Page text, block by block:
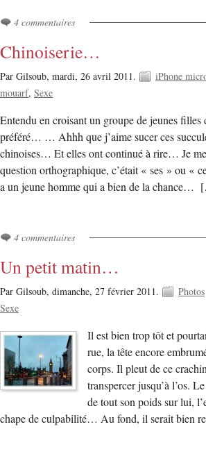
4 commentaires
Chinoiserie…
Par Gilsoub, mardi, 26 avril 2011. iPhone
mouarf Sexe
Entendu en croisant un groupe de jeunes filles
préféré… … Ahhh que j’aime sucer ces
chinoises… Et elles ont continué à rire… Je
question orthographique, c’était « ses » ou «
a un jeune homme qui a bien de la chance…
4 commentaires
Un petit matin…
Par Gilsoub, dimanche, 27 février 2011. Photos
Sexe
Il est bien trop tôt et
rue, la tête encore
corps. Il pleut de ce
transpercer jusqu’à l’os.
de tout son poids sur lui,
chape de culpabilité… Au fond, il serait bien